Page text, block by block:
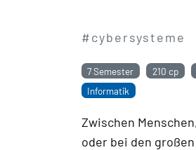
#cybersysteme
7 Semester 210 cp
Informatik
Zwischen
oder bei den